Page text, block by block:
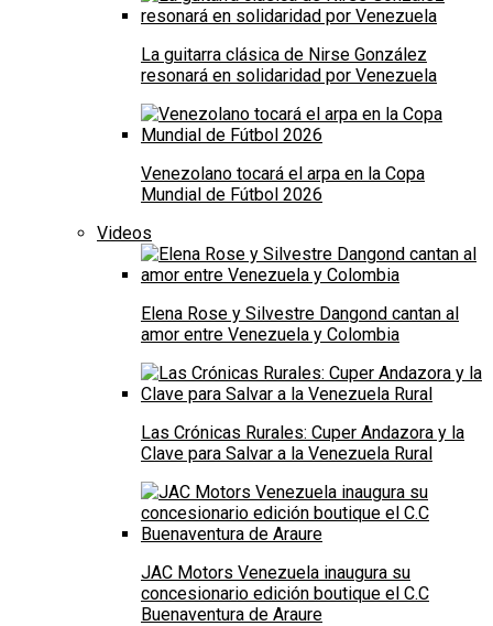
La guitarra clásica de Nirse González
resonará en solidaridad por Venezuela
Venezolano tocará el arpa en la Copa
Mundial de Fútbol 2026
Videos
Elena Rose y Silvestre Dangond cantan al
amor entre Venezuela y Colombia
Las Crónicas Rurales: Cuper Andazora y la
Clave para Salvar a la Venezuela Rural
JAC Motors Venezuela inaugura su
concesionario edición boutique el C.C
Buenaventura de Araure